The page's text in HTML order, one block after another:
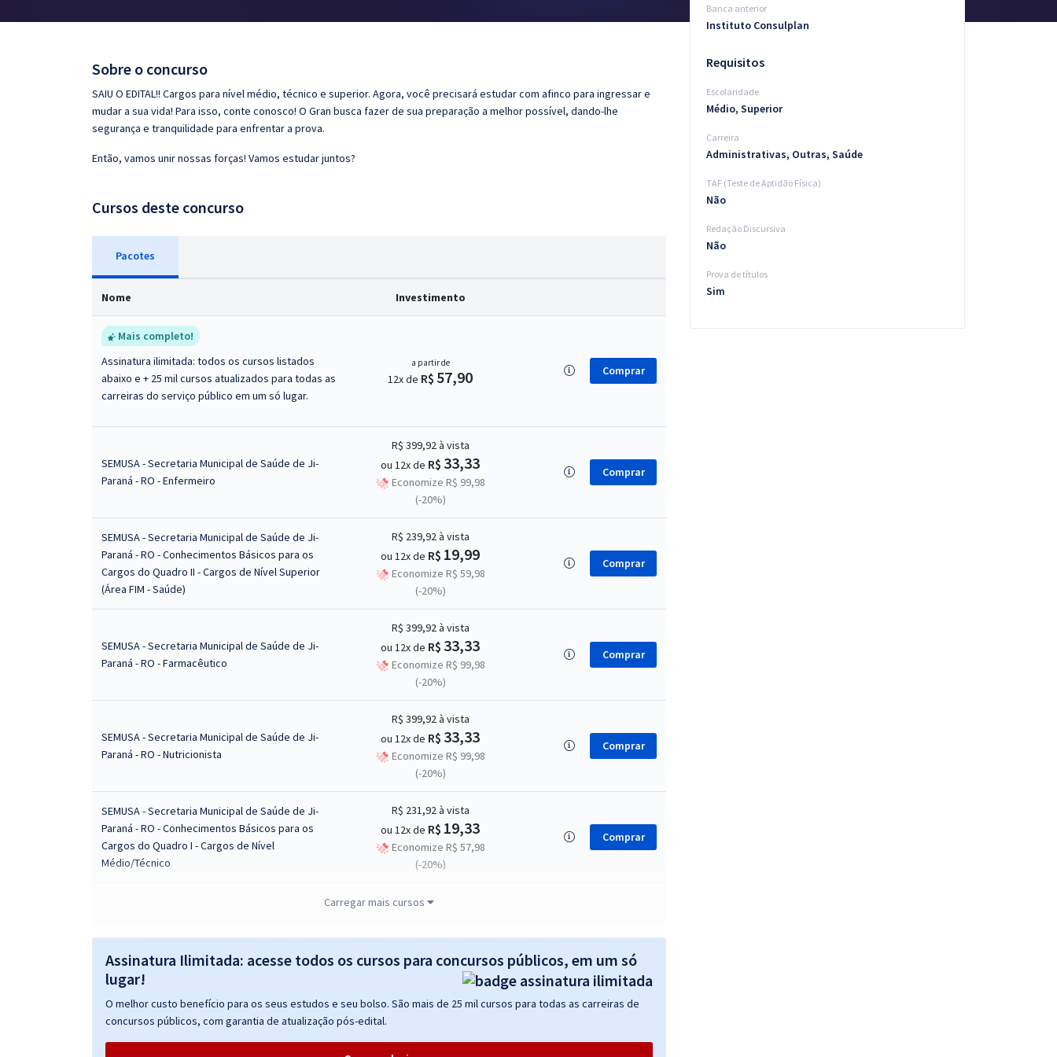
Questões grátis
Sobre o concurso
SAIU O EDITAL!! Cargos para nível médio, técnico e superior. Agora, você precisará estudar com afinco para ingressar e
mudar a sua vida! Para isso, conte conosco! O Gran busca fazer de sua preparação a melhor possível, dando-lhe
segurança e tranquilidade para enfrentar a prova.
Então, vamos unir nossas forças! Vamos estudar juntos?
Cursos deste concurso
Pacotes
Nome Investimento
Mais completo!
Assinatura ilimitada: todos os cursos listados
abaixo e + 25 mil cursos atualizados para todas as
carreiras do serviço público em um só lugar.
a partir de
12x de R$ 57,90 Comprar
SEMUSA - Secretaria Municipal de Saúde de Ji-
Paraná - RO - Enfermeiro
R$ 399,92à vista
ou 12x de R$ 33,33
Economize R$ 99,98
(-20%)
Comprar
SEMUSA - Secretaria Municipal de Saúde de Ji-
Paraná - RO - Conhecimentos Básicos para os
Cargos do Quadro II - Cargos de Nível Superior
(Área FIM - Saúde)
R$ 239,92à vista
ou 12x de R$ 19,99
Economize R$ 59,98
(-20%)
Comprar
SEMUSA - Secretaria Municipal de Saúde de Ji-
Paraná - RO - Farmacêutico
R$ 399,92à vista
ou 12x de R$ 33,33
Economize R$ 99,98
(-20%)
Comprar
SEMUSA - Secretaria Municipal de Saúde de Ji-
Paraná - RO - Nutricionista
R$ 399,92à vista
ou 12x de R$ 33,33
Economize R$ 99,98
(-20%)
Comprar
SEMUSA - Secretaria Municipal de Saúde de Ji-
Paraná - RO - Conhecimentos Básicos para os
Cargos do Quadro I - Cargos de Nível
Médio/Técnico
R$ 231,92à vista
ou 12x de R$ 19,33
Economize R$ 57,98
(-20%)
Comprar
R$ 306,24
Economize R$ 76,56
(-20%)
SEMUSA - Secretaria Municipal de Saúde de Ji-
Paraná - RO - Fiscal Sanitário
ou 12x de R$25,52
(-20%)
Carregar mais cursos
Assinatura Ilimitada: acesse todos os cursos para concursos públicos, em um só
lugar!
O melhor custo benefício para os seus estudos e seu bolso. São mais de 25 mil cursos para todas as carreiras de
concursos públicos, com garantia de atualização pós-edital.
Banca anterior
Instituto Consulplan
Requisitos
Escolaridade
Médio, Superior
Carreira
Administrativas, Outras, Saúde
TAF (Teste de Aptidão Física)
Não
Redação Discursiva
Não
Prova de títulos
Sim